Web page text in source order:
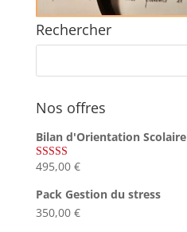
Rechercher
Nos offres
Bilan d'Orientation Scolaire
Note4.75
495,00 €
Pack Gestion du stress
350,00 €